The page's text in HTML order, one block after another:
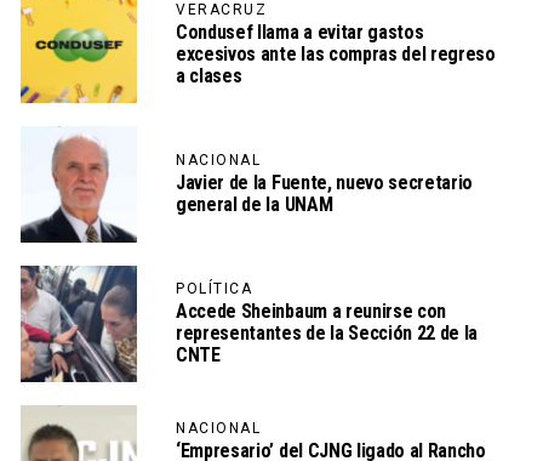
VERACRUZ
Condusef llama a evitar gastos
excesivos ante las compras del regreso
a clases
NACIONAL
Javier de la Fuente, nuevo secretario
general de la UNAM
POLÍTICA
Accede Sheinbaum a reunirse con
representantes de la Sección 22 de la
CNTE
NACIONAL
‘Empresario’ del CJNG ligado al Rancho